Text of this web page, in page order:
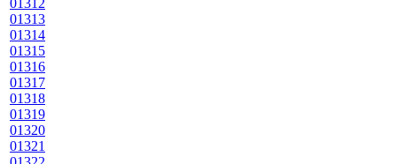
01312
01313
01314
01315
01316
01317
01318
01319
01320
01321